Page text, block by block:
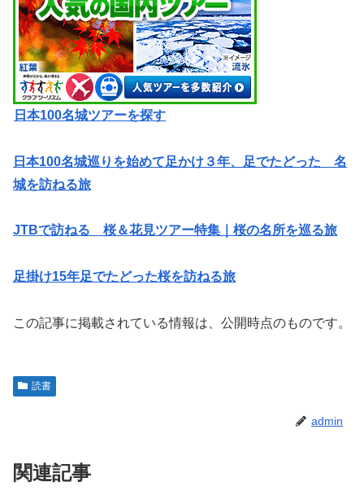
日本100名城ツアーを探す
日本100名城巡りを始めて足かけ３年、足でたどった 名
城を訪ねる旅
JTBで訪ねる 桜＆花見ツアー特集｜桜の名所を巡る旅
足掛け15年足でたどった桜を訪ねる旅
この記事に掲載されている情報は、公開時点のものです。
読書
admin
関連記事